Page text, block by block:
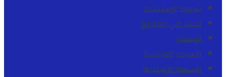
شروط الإستخدام
للنشر في الموقع
للإشهار
النسخة الفرنسية
النسخة الإنجليزية